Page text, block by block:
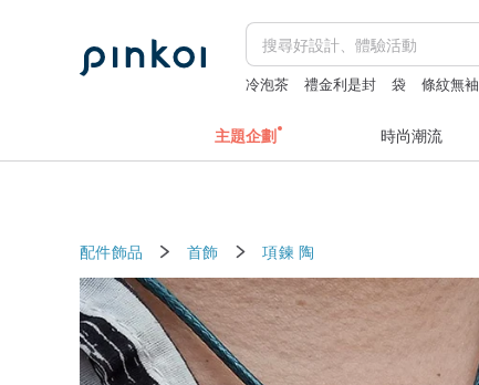
冷泡茶 禮金利是封 袋 條紋無袖
主題企劃 時尚潮流
配件飾品 首飾 項鍊 陶